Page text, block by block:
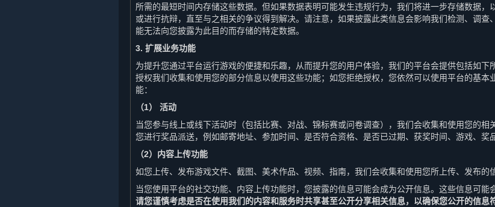
所需的最短时间内存储这些数据。但如果数据表明可能发生违规行为，我们将进一步存储数据，
或进行抗辩，直至与之相关的争议得到解决。请注意，如果披露此类信息会影响我们检测、调查
能无法向您披露为此目的而存储的特定数据。
3. 扩展业务功能
为提升您通过平台运行游戏的便捷和乐趣，从而提升您的用户体验，我们的平台会提供包括如下
授权我们收集和使用您的部分信息以使用这些功能；如您拒绝授权，您依然可以使用平台的基本
能：
（1） 活动
当您参与线上或线下活动时（包括比赛、对战、锦标赛或问卷调查），我们会收集和使用您的相
您进行奖品派送，例如邮寄地址、参加时间、是否符合资格、是否已过期、获奖时间、游戏、奖品
（2）内容上传功能
如您上传、发布游戏文件、截图、美术作品、视频、指南，我们会收集和使用您所上传、发布的
当您使用平台的社交功能、内容上传功能时，您披露的信息可能会成为公开信息。这些信息可能
请您谨慎考虑是否在使用我们的内容和服务时共享甚至公开分享相关信息，以确保您公开的信息